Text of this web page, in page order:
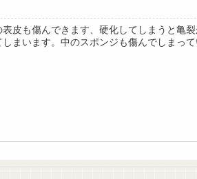
皮も傷んできます、硬化してしまうと亀
まいます。中のスポンジも傷んでしまっ